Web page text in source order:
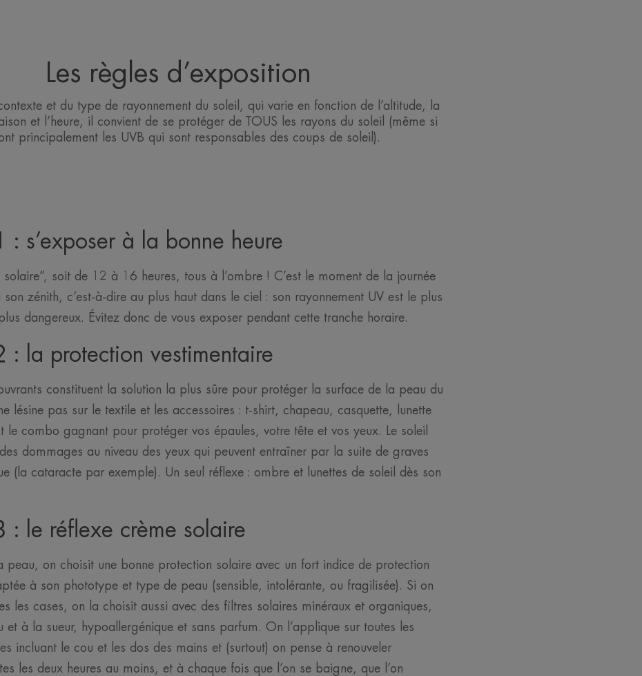
Les règles d’exposition
et du type de rayonnement du soleil, qui varie en fonction de l’altitude, la
et l’heure, il convient de se protéger de TOUS les rayons du soleil (même si
principalement les UVB qui sont responsables des coups de soleil).
: s’exposer à la bonne heure
solaire”, soit de 12 à 16 heures, tous à l’ombre ! C’est le moment de la journée
zénith, c’est-à-dire au plus haut dans le ciel : son rayonnement UV est le plus
dangereux. Évitez donc de vous exposer pendant cette tranche horaire.
: la protection vestimentaire
constituent la solution la plus sûre pour protéger la surface de la peau du
lésine pas sur le textile et les accessoires : t-shirt, chapeau, casquette, lunette
le combo gagnant pour protéger vos épaules, votre tête et vos yeux. Le soleil
dommages au niveau des yeux qui peuvent entraîner par la suite de graves
(la cataracte par exemple). Un seul réflexe : ombre et lunettes de soleil dès son
: le réflexe crème solaire
peau, on choisit une bonne protection solaire avec un fort indice de protection
à son phototype et type de peau (sensible, intolérante, ou fragilisée). Si on
les cases, on la choisit aussi avec des filtres solaires minéraux et organiques,
et à la sueur, hypoallergénique et sans parfum. On l’applique sur toutes les
incluant le cou et les dos des mains et (surtout) on pense à renouveler
les deux heures au moins, et à chaque fois que l’on se baigne, que l’on